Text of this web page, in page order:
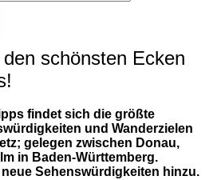
schönsten Ecken
findet sich die größte
und Wanderzielen
gelegen zwischen Donau,
in Baden-Württemberg.
Sehenswürdigkeiten hinzu.